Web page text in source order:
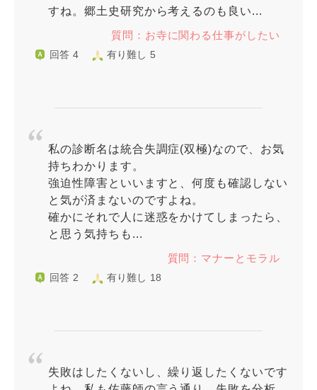
すね。郷土史研究から考えるのも良い...
質問：お寺に関わる仕事がしたい
回答 4 有り難し 5
私の診断名は統合失調症(双極)なので、お気
持ちわかります。
強迫性障害といいますと、何度も確認しない
と気が済まないのですよね。
確かにそれで人に迷惑をかけてしまったら、
と思う気持ちも...
質問：マナーとモラル
回答 2 有り難し 18
失敗はしたくないし、繰り返したくないです